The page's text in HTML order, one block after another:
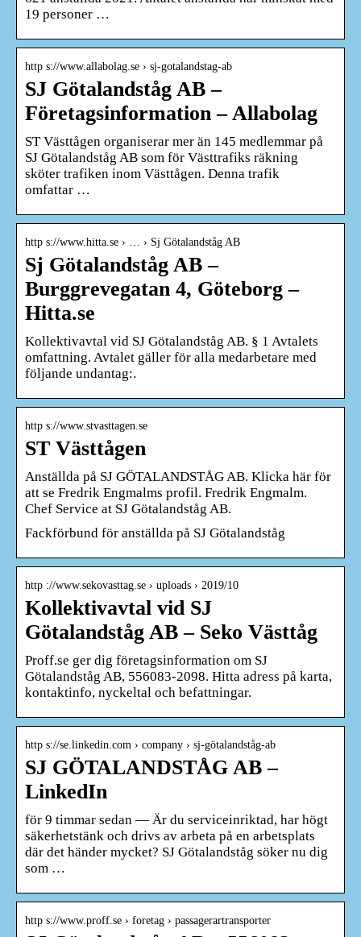
19 personer …
http s://www.allabolag.se › sj-gotalandstag-ab
SJ Götalandståg AB –
Företagsinformation – Allabolag
ST Västtågen organiserar mer än 145 medlemmar på
SJ Götalandståg AB som för Västtrafiks räkning
sköter trafiken inom Västtågen. Denna trafik
omfattar …
http s://www.hitta.se › … › Sj Götalandståg AB
Sj Götalandståg AB –
Burggrevegatan 4, Göteborg –
Hitta.se
Kollektivavtal vid SJ Götalandståg AB. § 1 Avtalets
omfattning. Avtalet gäller för alla medarbetare med
följande undantag:.
http s://www.stvasttagen.se
ST Västtågen
Anställda på SJ GÖTALANDSTÅG AB. Klicka här för
att se Fredrik Engmalms profil. Fredrik Engmalm.
Chef Service at SJ Götalandståg AB.
Fackförbund för anställda på SJ Götalandståg
http ://www.sekovasttag.se › uploads › 2019/10
Kollektivavtal vid SJ
Götalandståg AB – Seko Västtåg
Proff.se ger dig företagsinformation om SJ
Götalandståg AB, 556083-2098. Hitta adress på karta,
kontaktinfo, nyckeltal och befattningar.
http s://se.linkedin.com › company › sj-götalandståg-ab
SJ GÖTALANDSTÅG AB –
LinkedIn
för 9 timmar sedan — Är du serviceinriktad, har högt
säkerhetstänk och drivs av arbeta på en arbetsplats
där det händer mycket? SJ Götalandståg söker nu dig
som …
http s://www.proff.se › foretag › passagerartransporter